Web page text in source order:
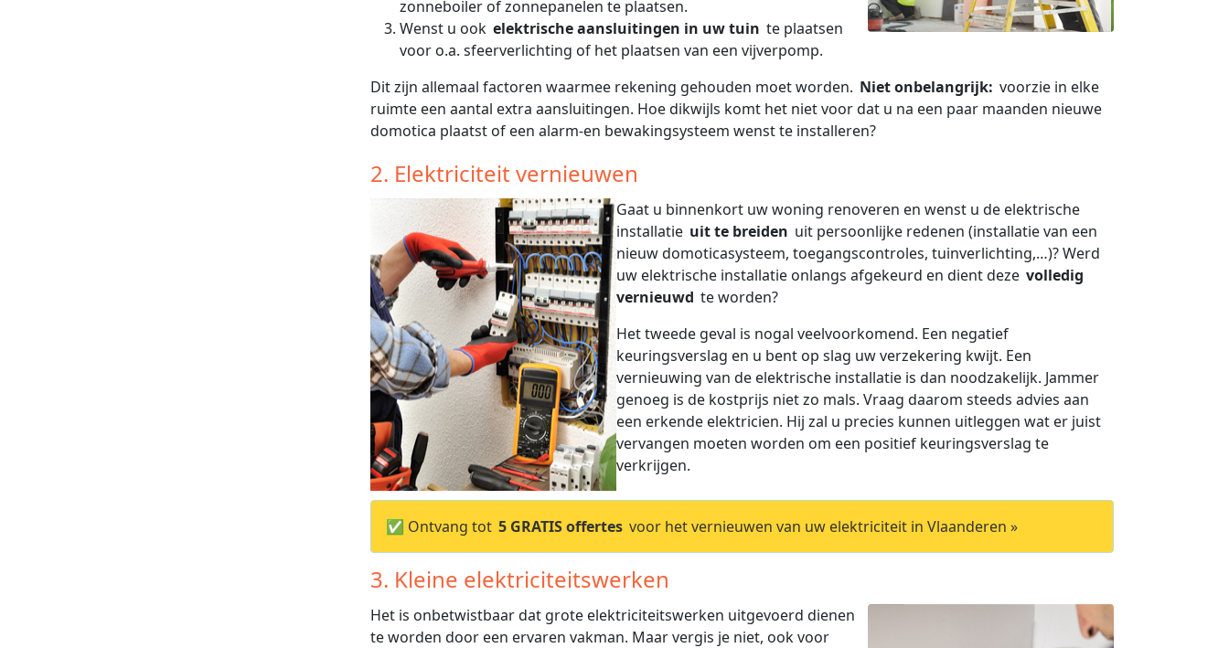
zonneboiler of zonnepanelen te plaatsen.
Wenst u ook elektrische aansluitingen in uw tuin te plaatsen
voor o.a. sfeerverlichting of het plaatsen van een vijverpomp.
Dit zijn allemaal factoren waarmee rekening gehouden moet worden. Niet onbelangrijk: voorzie in elke
ruimte een aantal extra aansluitingen. Hoe dikwijls komt het niet voor dat u na een paar maanden nieuwe
domotica plaatst of een alarm-en bewakingsysteem wenst te installeren?
2. Elektriciteit vernieuwen
Gaat u binnenkort uw woning renoveren en wenst u de elektrische
installatie uit te breiden uit persoonlijke redenen (installatie van een
nieuw domoticasysteem, toegangscontroles, tuinverlichting,…)? Werd
uw elektrische installatie onlangs afgekeurd en dient deze volledig
vernieuwd te worden?
Het tweede geval is nogal veelvoorkomend. Een negatief
keuringsverslag en u bent op slag uw verzekering kwijt. Een
vernieuwing van de elektrische installatie is dan noodzakelijk. Jammer
genoeg is de kostprijs niet zo mals. Vraag daarom steeds advies aan
een erkende elektricien. Hij zal u precies kunnen uitleggen wat er juist
vervangen moeten worden om een positief keuringsverslag te
verkrijgen.
✅ Ontvang tot 5 GRATIS offertes voor het vernieuwen van uw elektriciteit in Vlaanderen »
3. Kleine elektriciteitswerken
Het is onbetwistbaar dat grote elektriciteitswerken uitgevoerd dienen
te worden door een ervaren vakman. Maar vergis je niet, ook voor